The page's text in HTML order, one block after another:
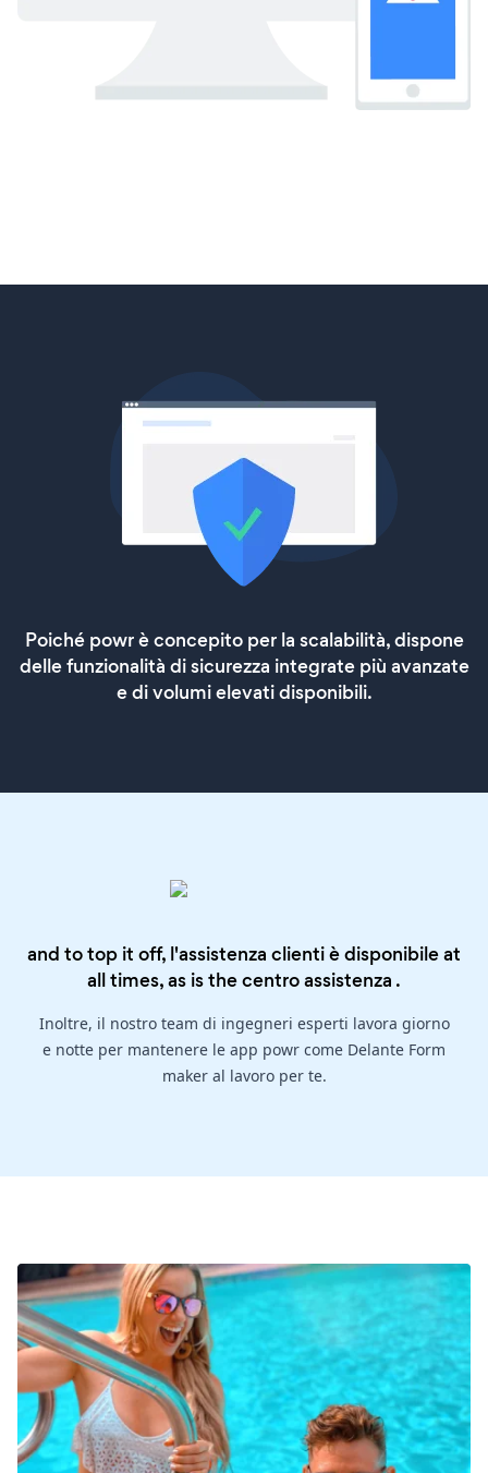
Poiché powr è concepito per la scalabilità, dispone
delle funzionalità di sicurezza integrate più avanzate
e di volumi elevati disponibili.
and to top it off, l'assistenza clienti è disponibile at
all times, as is thecentro assistenza .
Inoltre, il nostro team di ingegneri esperti lavora giorno
e notte per mantenere le app powr come Delante Form
maker al lavoro per te.